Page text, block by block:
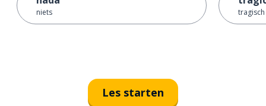
niets tragisch
Les starten